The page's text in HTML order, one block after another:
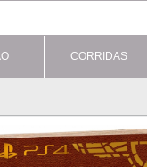
CORRIDAS